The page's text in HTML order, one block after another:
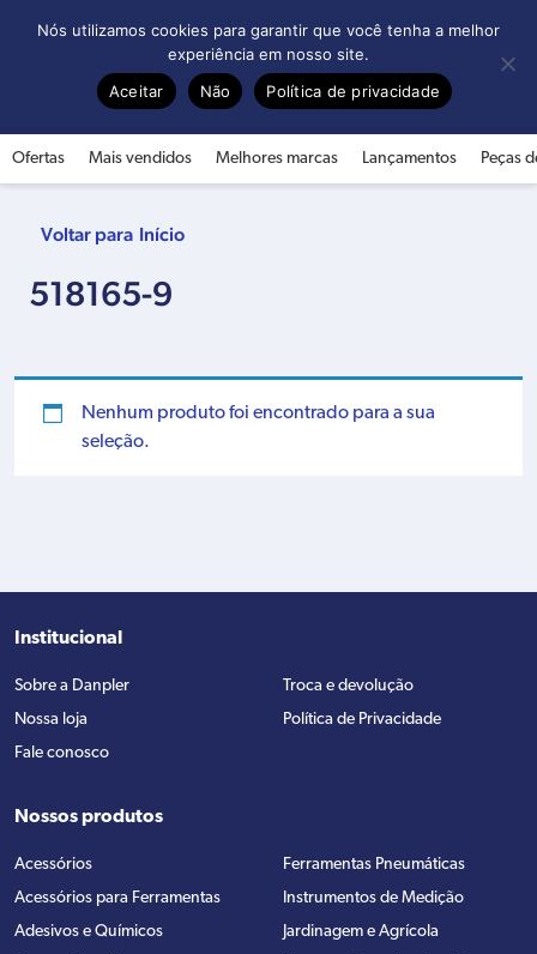
Ofertas Mais vendidos Melhores marcas Lançamentos Peças
Início
518165-9
Nenhum produto foi encontrado para a sua
seleção.
Institucional
Sobre a Danpler
Nossa loja
Fale conosco
Troca e devolução
Política de Privacidade
Nossos produtos
Acessórios
Acessórios para Ferramentas
Adesivos e Químicos
Ferramentas Pneumáticas
Instrumentos de Medição
Jardinagem e Agrícola
Nós utilizamos cookies para garantir que você tenha a melhor
experiência em nosso site.
Aceitar
Não Política de privacidade